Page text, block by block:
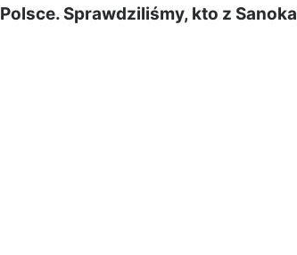
Sprawdziliśmy, kto z Sanoka